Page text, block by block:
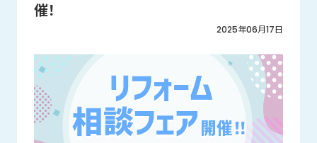
催！
2025年06月17日